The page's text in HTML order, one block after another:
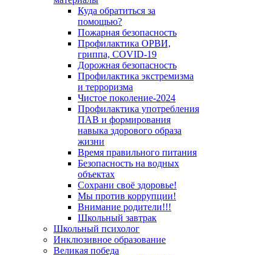
Куда обратиться за
помощью?
Пожарная безопасность
Профилактика ОРВИ,
гриппа, COVID-19
Дорожная безопасность
Профилактика экстремизма
и терроризма
Чистое поколение-2024
Профилактика употребления
ПАВ и формирования
навыка здорового образа
жизни
Время правильного питания
Безопасность на водных
объектах
Сохрани своё здоровье!
Мы против коррупции!
Внимание родители!!!
Школьный завтрак
Школьный психолог
Инклюзивное образование
Великая победа